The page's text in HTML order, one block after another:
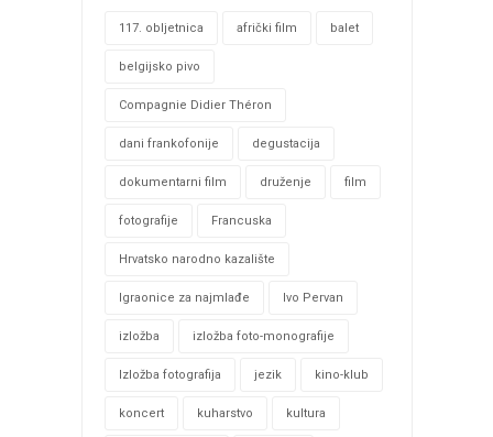
117. obljetnica afrički film balet
belgijsko pivo
Compagnie Didier Théron
dani frankofonije degustacija
dokumentarni film druženje film
fotografije Francuska
Hrvatsko narodno kazalište
Igraonice za najmlađe Ivo Pervan
izložba izložba foto-monografije
Izložba fotografija jezik kino-klub
koncert kuharstvo kultura